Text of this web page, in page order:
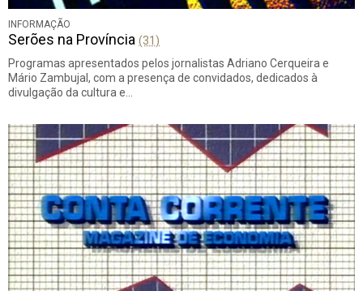
INFORMAÇÃO
Serões na Província (31)
Programas apresentados pelos jornalistas Adriano Cerqueira e
Mário Zambujal, com a presença de convidados, dedicados à
divulgação da cultura e…